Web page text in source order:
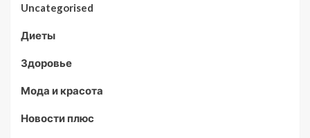
Uncategorised
Диеты
Здоровье
Мода и красота
Новости плюс